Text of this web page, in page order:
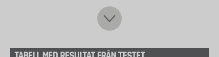
- Snarkning uppkommer när muskulaturen runt
bakre delen av svalget inte lyckas hålla undan
och ut. Det kan bero på att fettvävnaden har ökat